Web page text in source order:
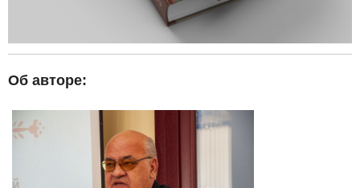
Об авторе: